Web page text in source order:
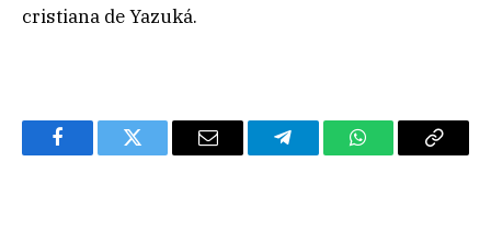
cristiana de Yazuká.
FacebookTwitter Email TelegramWhatsAppCopy